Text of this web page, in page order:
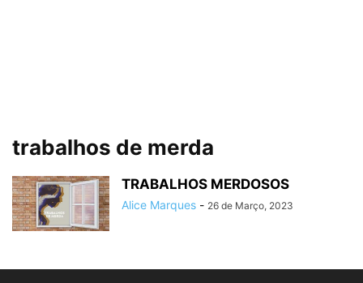
trabalhos de merda
TRABALHOS MERDOSOS
Alice Marques - 26 de Março, 2023